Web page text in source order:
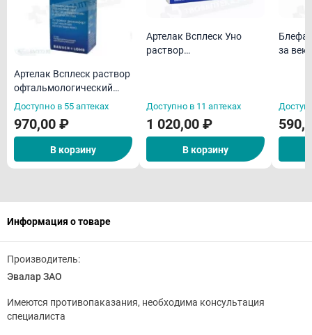
Артелак Всплеск раствор
офтальмологический
увлажняющий 10мл
Доступно в 55 аптеках
970,00 ₽
В корзину
Артелак Всплеск Уно
раствор
Доступно в 11 аптеках
1 020,00 ₽
В корзину
за
Информация о товаре
Производитель:
Эвалар ЗАО
Имеются противопаказания, необходима консультация
специалиста